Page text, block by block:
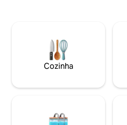
lavar/secar na unidade ✅ 2 vagas de
estacionamento exclusivas Limpo,
aconchegante e perfeitamente
preparado para sua próxima
Cozinha